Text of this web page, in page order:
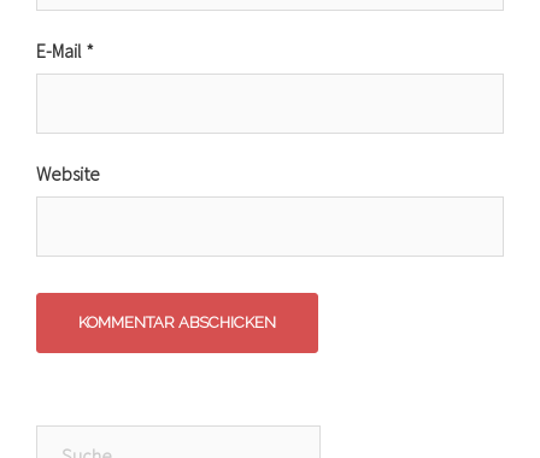
E-Mail *
Website